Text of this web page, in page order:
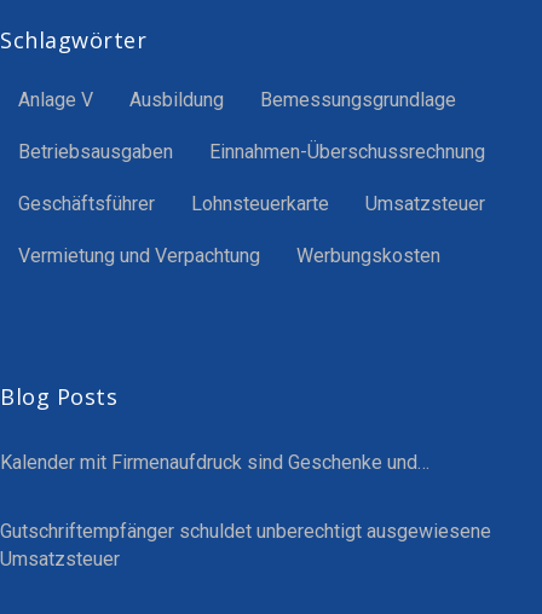
Schlagwörter
Anlage V Ausbildung Bemessungsgrundlage
Betriebsausgaben Einnahmen-Überschussrechnung
Geschäftsführer Lohnsteuerkarte Umsatzsteuer
Vermietung und Verpachtung Werbungskosten
Blog Posts
Kalender mit Firmenaufdruck sind Geschenke und…
Gutschriftempfänger schuldet unberechtigt ausgewiesene
Umsatzsteuer